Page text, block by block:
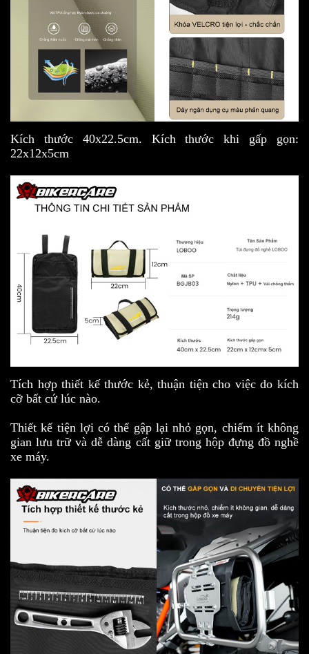
Kích thước 40x22.5cm. Kích thước khi gấp gọn:
22x12x5cm
Tích hợp thiết kế thước kẻ, thuận tiện cho việc do kích
cỡ bất cứ lúc nào.
Thiết kế tiện lợi có thể gập lại nhỏ gọn, chiếm ít không
gian lưu trữ và dễ dàng cất giữ trong hộp đựng đồ nghề
xe máy.